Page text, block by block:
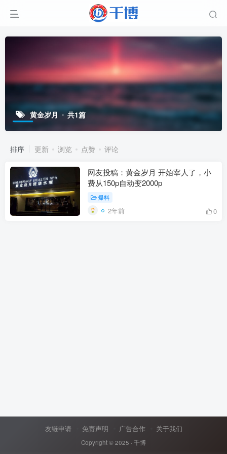
黄金岁月 共1篇
排序 更新 浏览 点赞 评论
网友投稿：黄金岁月 开始宰人了，小
费从150p自动变2000p
爆料
2年前 0
友链申请 免责声明 广告合作 关于我们
Copyright © 2025 · 千博